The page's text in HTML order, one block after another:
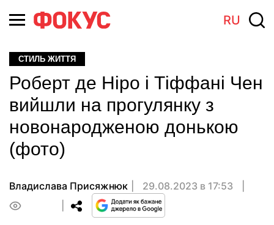
RU
СТИЛЬ ЖИТТЯ
Роберт де Ніро і Тіффані Чен
вийшли на прогулянку з
новонародженою донькою
(фото)
Владислава Присяжнюк
29.08.2023 в 17:53